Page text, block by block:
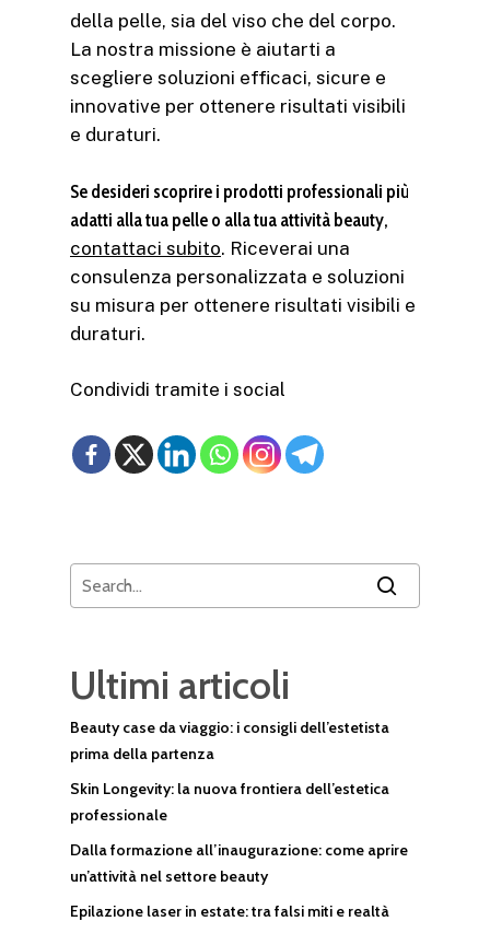
della pelle, sia del viso che del corpo.
La nostra missione è aiutarti a
scegliere soluzioni efficaci, sicure e
innovative per ottenere risultati visibili
e duraturi.
Se desideri scoprire i prodotti professionali più
adatti alla tua pelle o alla tua attività beauty,
contattaci subito. Riceverai una
consulenza personalizzata e soluzioni
su misura per ottenere risultati visibili e
duraturi.
Condividi tramite i social
Ultimi articoli
Beauty case da viaggio: i consigli dell’estetista
prima della partenza
Skin Longevity: la nuova frontiera dell’estetica
professionale
Dalla formazione all’inaugurazione: come aprire
un’attività nel settore beauty
Epilazione laser in estate: tra falsi miti e realtà